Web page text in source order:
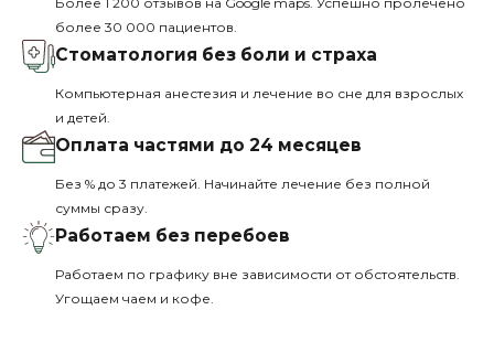
более 30 000 пациентов.
Стоматология без боли и страха
Компьютерная анестезия и лечение во сне для взрослых
и детей.
Оплата частями до 24 месяцев
Без % до 3 платежей. Начинайте лечение без полной
суммы сразу.
Работаем без перебоев
Работаем по графику вне зависимости от обстоятельств.
Угощаем чаем и кофе.